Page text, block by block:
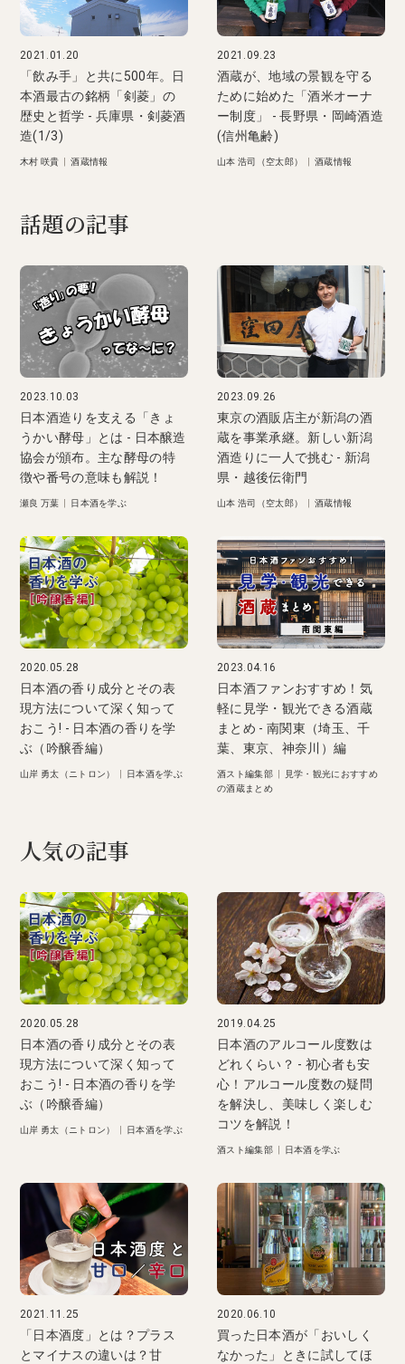
2021.01.20
「飲み手」と共に500年。日
本酒最古の銘柄「剣菱」の
歴史と哲学 - 兵庫県・剣菱酒
造(1/3)
木村 咲貴 |酒蔵情報
2021.09.23
酒蔵が、地域の景観を守る
ために始めた「酒米オーナ
ー制度」 - 長野県・岡崎酒造
(信州亀齢)
山本 浩司（空太郎） 酒蔵情報
話題の記事
2023.10.03
日本酒造りを支える「きょ
うかい酵母」とは - 日本醸造
協会が頒布。主な酵母の特
徴や番号の意味も解説！
瀬良 万葉 日本酒を学ぶ
2023.09.26
東京の酒販店主が新潟の酒
蔵を事業承継。新しい新潟
酒造りに一人で挑む - 新潟
県・越後伝衛門
山本 浩司（空太郎） 酒蔵情報
2020.05.28
日本酒の香り成分とその表
現方法について深く知って
おこう! - 日本酒の香りを学
ぶ（吟醸香編）
山岸 勇太（ニトロン） 日本酒を学ぶ
2023.04.16
日本酒ファンおすすめ！気
軽に見学・観光できる酒蔵
まとめ - 南関東（埼玉、千
葉、東京、神奈川）編
酒スト編集部
見学・観光におすすめ
の酒蔵まとめ
人気の記事
2020.05.28
日本酒の香り成分とその表
現方法について深く知って
おこう! - 日本酒の香りを学
ぶ（吟醸香編）
山岸 勇太（ニトロン） 日本酒を学ぶ
2019.04.25
日本酒のアルコール度数は
どれくらい？ - 初心者も安
心！アルコール度数の疑問
を解決し、美味しく楽しむ
コツを解説！
酒スト編集部 日本酒を学ぶ
2021.11.25
「日本酒度」とは？プラス
とマイナスの違いは？甘
2020.06.10
買った日本酒が「おいしく
なかった」ときに試してほ